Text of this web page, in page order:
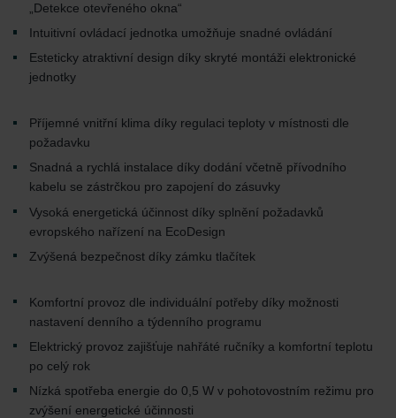
„Detekce otevřeného okna“
Intuitivní ovládací jednotka umožňuje snadné ovládání
Esteticky atraktivní design díky skryté montáži elektronické
jednotky
Příjemné vnitřní klima díky regulaci teploty v místnosti dle
požadavku
Snadná a rychlá instalace díky dodání včetně přívodního
kabelu se zástrčkou pro zapojení do zásuvky
Vysoká energetická účinnost díky splnění požadavků
evropského nařízení na EcoDesign
Zvýšená bezpečnost díky zámku tlačítek
Komfortní provoz dle individuální potřeby díky možnosti
nastavení denního a týdenního programu
Elektrický provoz zajišťuje nahřáté ručníky a komfortní teplotu
po celý rok
Nízká spotřeba energie do 0,5 W v pohotovostním režimu pro
zvýšení energetické účinnosti